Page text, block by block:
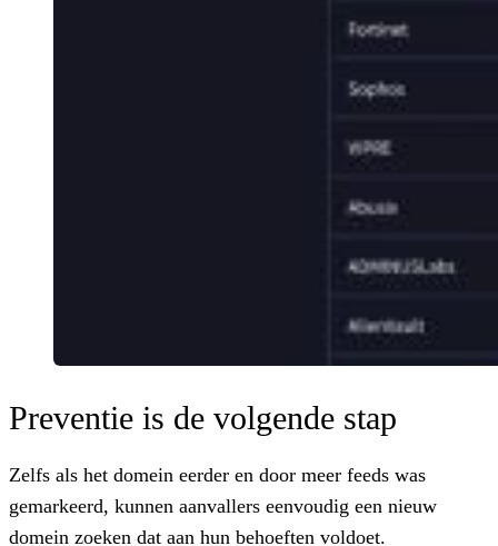
Preventie is de volgende stap
Zelfs als het domein eerder en door meer feeds was
gemarkeerd, kunnen aanvallers eenvoudig een nieuw
domein zoeken dat aan hun behoeften voldoet.